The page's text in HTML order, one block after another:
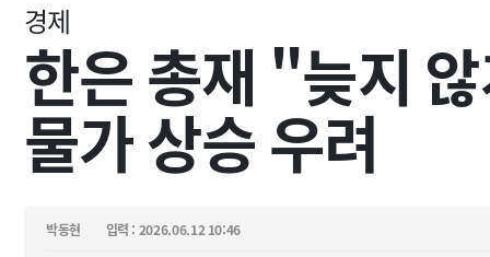
경제
한은 총재 "늦지
물가 상승 우려
박동현 입력 : 2026.06.12 10:46